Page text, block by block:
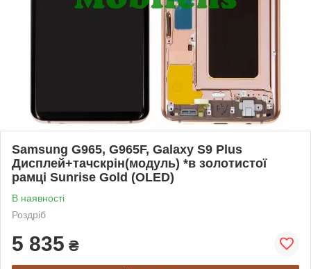
Samsung G965, G965F, Galaxy S9 Plus
Дисплей+тачскрін(модуль) *в золотистої
рамці Sunrise Gold (OLED)
В наявності
Роздріб
5 835 ₴